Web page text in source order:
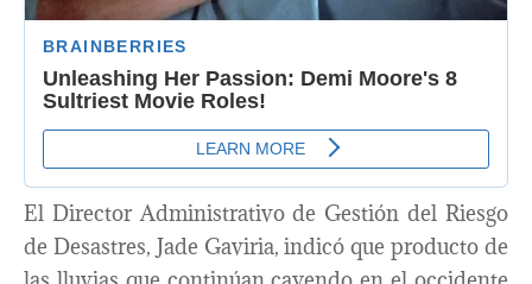
El Director Administrativo de Gestión del Riesgo
de Desastres, Jade Gaviria, indicó que producto de